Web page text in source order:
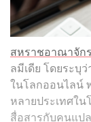
สหราชอาณาจักร
ลมีเดีย โดยระบุ
ในโลกออนไลน์
หลายประเทศใ
สื่อสารกับคนแป